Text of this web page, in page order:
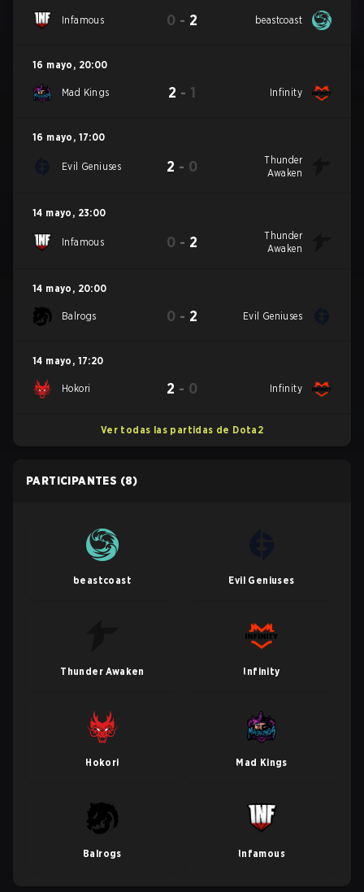
Infamous 0 - 2 beastcoast
16 mayo , 20:00
Mad Kings 2 - 1 Infinity
16 mayo , 17:00
Evil Geniuses 2 - 0
Thunder
Awaken
14 mayo , 23:00
Infamous 0 - 2
Thunder
Awaken
14 mayo , 20:00
Balrogs 0 - 2 Evil Geniuses
14 mayo , 17:20
Hokori 2 - 0 Infinity
Ver todas las partidas de Dota2
PARTICIPANTES (8)
beastcoast Evil Geniuses
Thunder Awaken Infinity
Hokori Mad Kings
Balrogs Infamous